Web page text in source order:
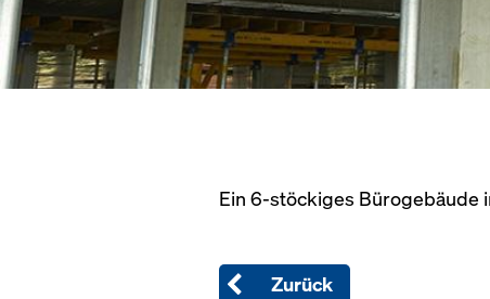
Ein 6-stöckiges Bürogebäude
Zurück